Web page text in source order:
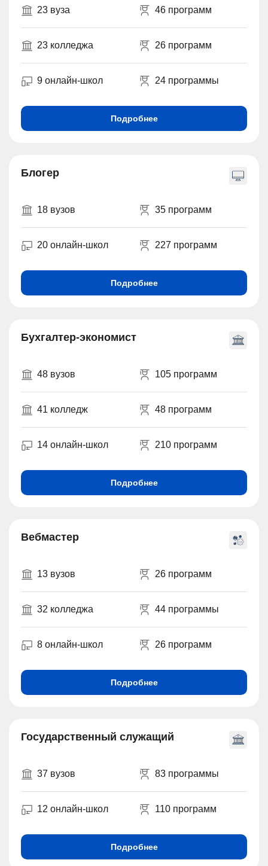
23 вуза 46 программ
23 колледжа 26 программ
9 онлайн-школ 24 программы
Подробнее
Блогер
18 вузов 35 программ
20 онлайн-школ 227 программ
Подробнее
Бухгалтер-экономист
48 вузов 105 программ
41 колледж 48 программ
14 онлайн-школ 210 программ
Подробнее
Вебмастер
13 вузов 26 программ
32 колледжа 44 программы
8 онлайн-школ 26 программ
Подробнее
Государственный служащий
37 вузов 83 программы
12 онлайн-школ 110 программ
Подробнее